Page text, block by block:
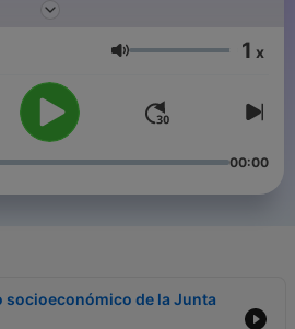
Los programas también son
Santo Domingo.
Volume 1 x
00:00
socioeconómico de la Junta